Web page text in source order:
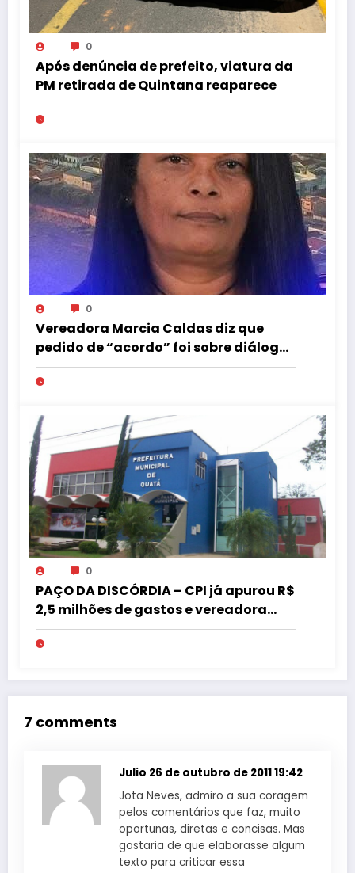
0
Após denúncia de prefeito, viatura da
PM retirada de Quintana reaparece
0
Vereadora Marcia Caldas diz que
pedido de “acordo” foi sobre diálogo
institucional
0
PAÇO DA DISCÓRDIA – CPI já apurou R$
2,5 milhões de gastos e vereadora
pede “acordo” para aprovar R$ 9,5
milhões
7 comments
Julio 26 de outubro de 2011 19:42
Jota Neves, admiro a sua coragem
pelos comentários que faz, muito
oportunas, diretas e concisas. Mas
gostaria de que elaborasse algum
texto para criticar essa